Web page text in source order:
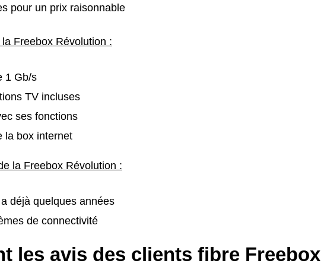
pour un prix raisonnable
Freebox Révolution :
1 Gb/s
TV incluses
ses fonctions
la box internet
la Freebox Révolution :
déjà quelques années
de connectivité
les avis des clients fibre Freebox